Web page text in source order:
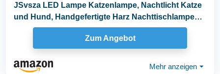
JSvsza LED Lampe Katzenlampe, Nachtlicht Katze
und Hund, Handgefertigte Harz Nachttischlampe
Zum Angebot
Mehr anzeigen ⏷